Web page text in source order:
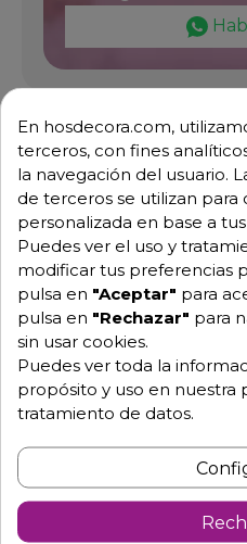
Pide tu
Descripción
Mueble con
Fabricado en acero
Patas de 15 cm para
desde los 60 hasta los 65
En hosdecora.com,
terceros, con fines
la navegación del usuario.
de terceros se utilizan
personalizada en base a
Puedes ver el uso y
modificar tus preferencias
pulsa en "Aceptar" para
pulsa en "Rechazar" para
sin usar cookies.
Puedes ver toda la
propósito y uso en nuestra
tratamiento de datos.